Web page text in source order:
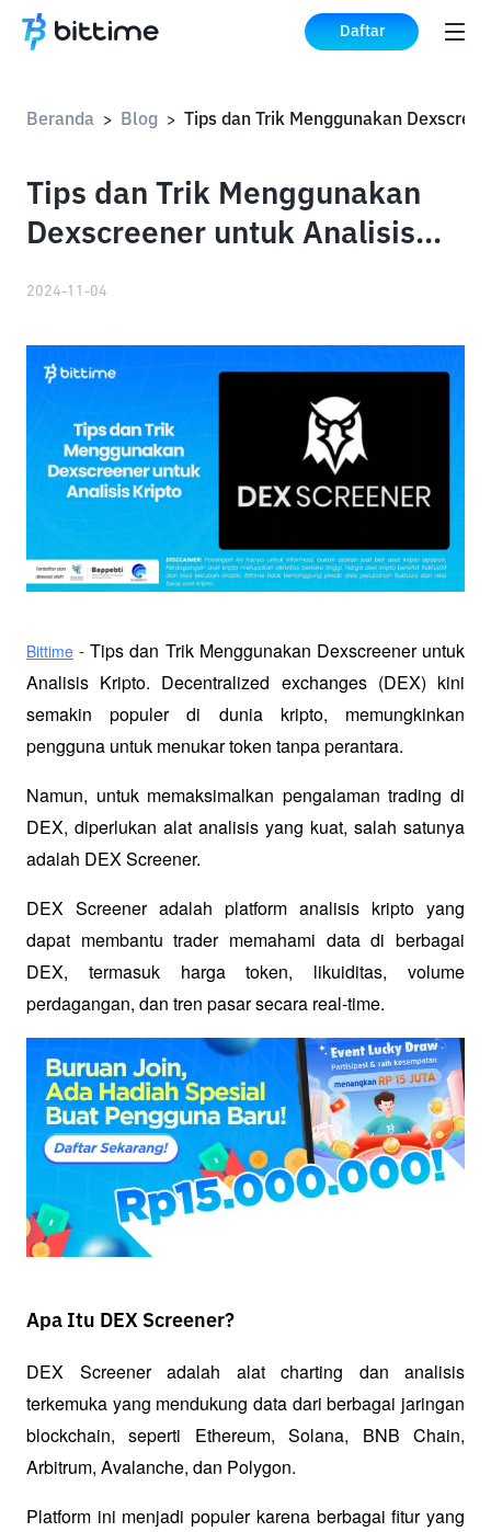
Daftar
Beranda > Blog >
Tips dan Trik Menggunakan
Dexscreener untuk Analisis
2024-11-04
Bittime - Tips dan Trik Menggunakan Dexscreener untuk
Analisis Kripto. Decentralized exchanges (DEX) kini
semakin populer di dunia kripto, memungkinkan
pengguna untuk menukar token tanpa perantara.
Namun, untuk memaksimalkan pengalaman trading di
DEX, diperlukan alat analisis yang kuat, salah satunya
adalah DEX Screener.
DEX Screener adalah platform analisis kripto yang
dapat membantu trader memahami data di berbagai
DEX, termasuk harga token, likuiditas, volume
perdagangan, dan tren pasar secara real-time.
Apa Itu DEX Screener?
DEX Screener adalah alat charting dan analisis
terkemuka yang mendukung data dari berbagai jaringan
blockchain, seperti Ethereum, Solana, BNB Chain,
Arbitrum, Avalanche, dan Polygon.
Platform ini menjadi populer karena berbagai fitur yang